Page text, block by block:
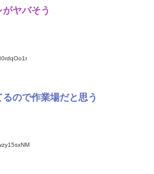
ヤバそう
ので作業場だと思う